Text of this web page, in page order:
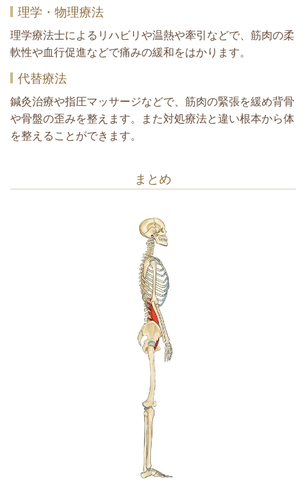
理学・物理療法
理学療法士によるリハビリや温熱や牽引などで、筋肉の柔
軟性や血行促進などで痛みの緩和をはかります。
代替療法
鍼灸治療や指圧マッサージなどで、筋肉の緊張を緩め背骨
や骨盤の歪みを整えます。また対処療法と違い根本から体
を整えることができます。
まとめ